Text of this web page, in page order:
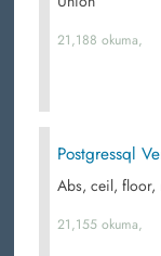
21,188 okuma,
Postgressql
Abs, ceil, floor,
21,155 okuma,